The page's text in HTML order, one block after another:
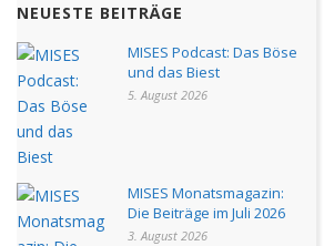
NEUESTE BEITRÄGE
MISES Podcast: Das Böse
und das Biest
5. August 2026
MISES Monatsmagazin:
Die Beiträge im Juli 2026
3. August 2026